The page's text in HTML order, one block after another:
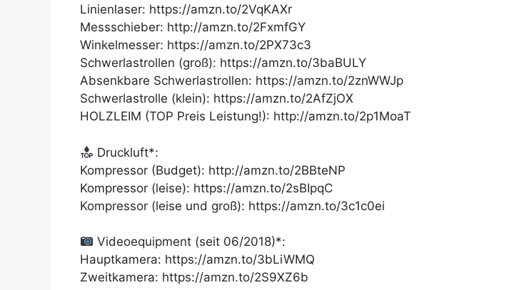
Linienlaser: https://amzn.to/2VqKAXr
Messschieber: http://amzn.to/2FxmfGY
Winkelmesser: https://amzn.to/2PX73c3
Schwerlastrollen (groß): https://amzn.to/3baBULY
Absenkbare Schwerlastrollen: https://amzn.to/2znWWJp
Schwerlastrolle (klein): https://amzn.to/2AfZjOX
HOLZLEIM (TOP Preis Leistung!): http://amzn.to/2p1MoaT
Druckluft*:
Kompressor (Budget): http://amzn.to/2BBteNP
Kompressor (leise): https://amzn.to/2sBIpqC
Kompressor (leise und groß): https://amzn.to/3c1c0ei
Videoequipment (seit 06/2018)*:
Hauptkamera: https://amzn.to/3bLiWMQ
Zweitkamera: https://amzn.to/2S9XZ6b